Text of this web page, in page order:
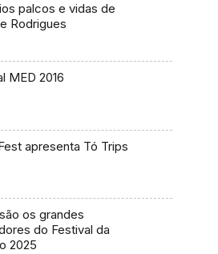
palcos e vidas de
Rodrigues
MED 2016
apresenta Tó Trips
os grandes
do Festival da
2025